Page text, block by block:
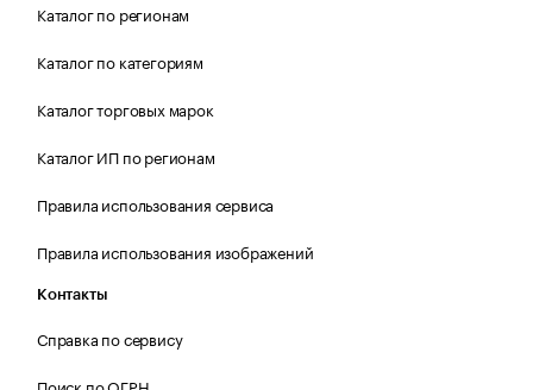
Каталог по регионам
Каталог по категориям
Каталог торговых марок
Каталог ИП по регионам
Правила использования сервиса
Правила использования изображений
Контакты
Справка по сервису